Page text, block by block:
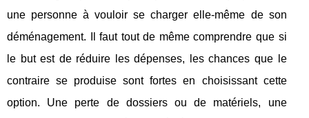
une personne à vouloir se charger elle-même de son
déménagement. Il faut tout de même comprendre que si
le but est de réduire les dépenses, les chances que le
contraire se produise sont fortes en choisissant cette
option. Une perte de dossiers ou de matériels, une